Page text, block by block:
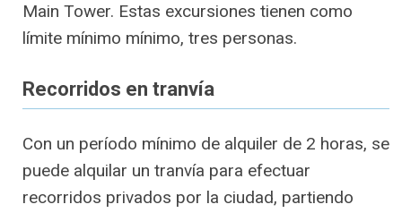
Main Tower. Estas excursiones tienen como
límite mínimo mínimo, tres personas.
Recorridos en tranvía
Con un período mínimo de alquiler de 2 horas, se
puede alquilar un tranvía para efectuar
recorridos privados por la ciudad, partiendo